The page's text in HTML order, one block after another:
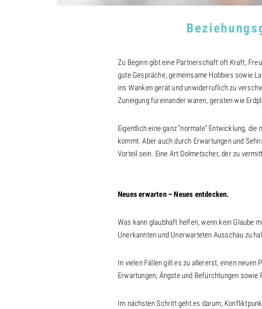
Zu Beginn gibt eine Partnerschaft oft Kraft,
gute Gespräche, gemeinsame Hobbies sowie
ins Wanken gerät und unwiderruflich zu
Zuneigung füreinander waren, geraten wie
Eigentlich eine ganz “normale“ Entwicklung,
kommt. Aber auch durch Erwartungen und
Vorteil sein. Eine Art Dolmetscher, der zu
Neues erwarten – Neues entdecken.
Was kann glaubhaft helfen, wenn kein Glaube
Unerkannten und Unerwarteten Ausschau zu
In vielen Fällen gilt es zu allererst, einen
Erwartungen, Ängste und Befürchtungen
Im nächsten Schritt geht es darum,